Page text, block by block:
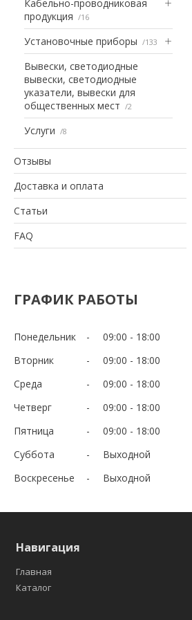
Кабельно-проводниковая
продукция
16
Установочные приборы 133
Вывески, светодиодные
вывески, светодиодные
указатели, вывески для
общественных мест
2
Услуги 8
Отзывы
Доставка и оплата
Статьи
FAQ
ГРАФИК РАБОТЫ
Понедельник 09:00
18:00
Вторник
09:00
18:00
Среда
09:00
18:00
Четверг
09:00
18:00
Пятница
09:00
18:00
Суббота
Выходной
Воскресенье
Выходной
Навигация
Главная
Каталог